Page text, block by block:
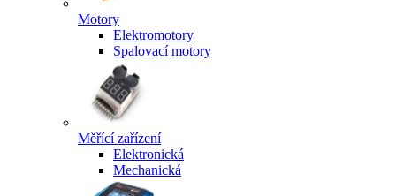
Motory
Elektromotory
Spalovací motory
Měřící zařízení
Elektronická
Mechanická